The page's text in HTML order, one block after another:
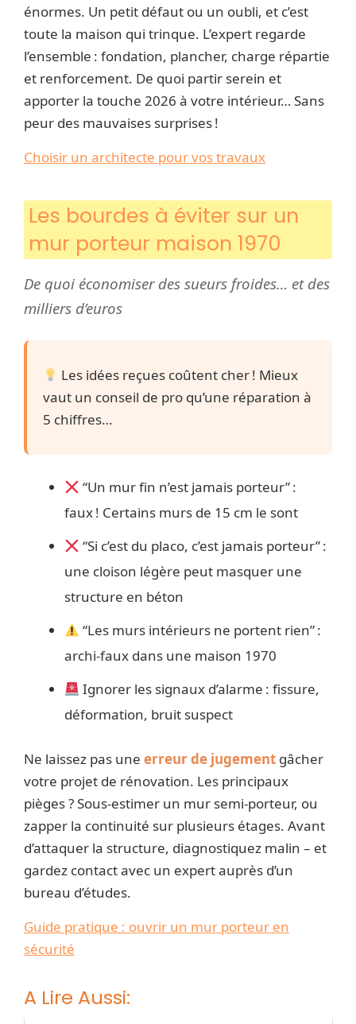
énormes. Un petit défaut ou un oubli, et c’est
toute la maison qui trinque. L’expert regarde
l’ensemble : fondation, plancher, charge répartie
et renforcement. De quoi partir serein et
apporter la touche 2026 à votre intérieur… Sans
peur des mauvaises surprises !
Choisir un architecte pour vos travaux
Les bourdes à éviter sur un
mur porteur maison 1970
De quoi économiser des sueurs froides… et des
milliers d’euros
Les idées reçues coûtent cher ! Mieux
vaut un conseil de pro qu’une réparation à
5 chiffres…
“Un mur fin n’est jamais porteur” :
faux ! Certains murs de 15 cm le sont
“Si c’est du placo, c’est jamais porteur” :
une cloison légère peut masquer une
structure en béton
“Les murs intérieurs ne portent rien” :
archi-faux dans une maison 1970
Ignorer les signaux d’alarme : fissure,
déformation, bruit suspect
Ne laissez pas une erreur de jugement gâcher
votre projet de rénovation. Les principaux
pièges ? Sous-estimer un mur semi-porteur, ou
zapper la continuité sur plusieurs étages. Avant
d’attaquer la structure, diagnostiquez malin – et
gardez contact avec un expert auprès d’un
bureau d’études.
Guide pratique : ouvrir un mur porteur en
sécurité
A Lire Aussi: